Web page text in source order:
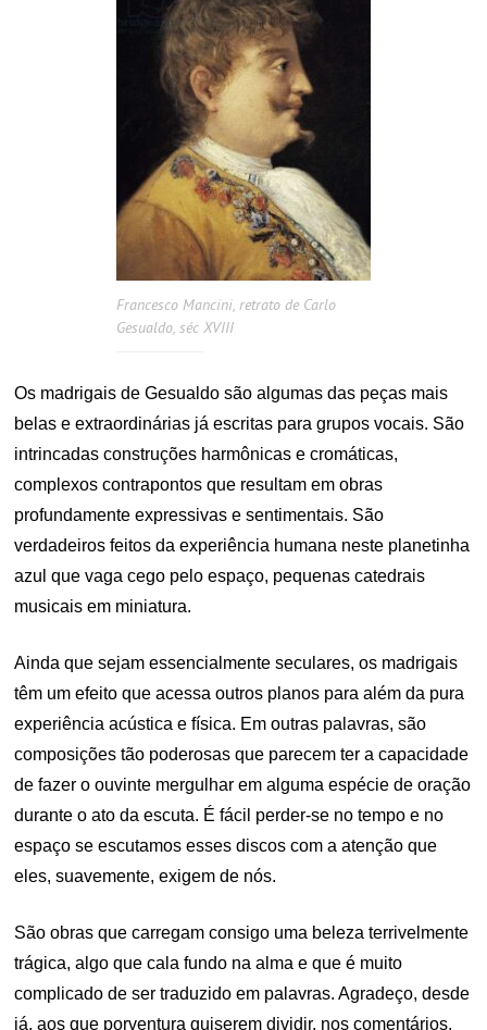
Francesco Mancini, retrato de Carlo
Gesualdo, séc XVIII
Os madrigais de Gesualdo são algumas das peças mais
belas e extraordinárias já escritas para grupos vocais. São
intrincadas construções harmônicas e cromáticas,
complexos contrapontos que resultam em obras
profundamente expressivas e sentimentais. São
verdadeiros feitos da experiência humana neste planetinha
azul que vaga cego pelo espaço, pequenas catedrais
musicais em miniatura.
Ainda que sejam essencialmente seculares, os madrigais
têm um efeito que acessa outros planos para além da pura
experiência acústica e física. Em outras palavras, são
composições tão poderosas que parecem ter a capacidade
de fazer o ouvinte mergulhar em alguma espécie de oração
durante o ato da escuta. É fácil perder-se no tempo e no
espaço se escutamos esses discos com a atenção que
eles, suavemente, exigem de nós.
São obras que carregam consigo uma beleza terrivelmente
trágica, algo que cala fundo na alma e que é muito
complicado de ser traduzido em palavras. Agradeço, desde
já, aos que porventura quiserem dividir, nos comentários,